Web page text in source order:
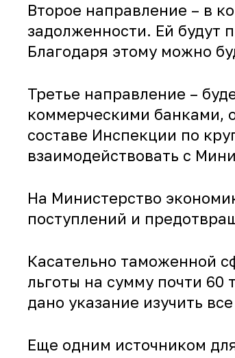
Второе направление – в
задолженности. Ей будут
Благодаря этому можно
Третье направление –
коммерческими банками,
составе Инспекции по
взаимодействовать с
На Министерство
поступлений и
Касательно таможенной
льготы на сумму почти 60
дано указание изучить
Еще одним источником